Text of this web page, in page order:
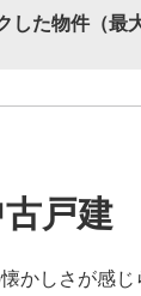
した物件（最
古戸建
かしさが感